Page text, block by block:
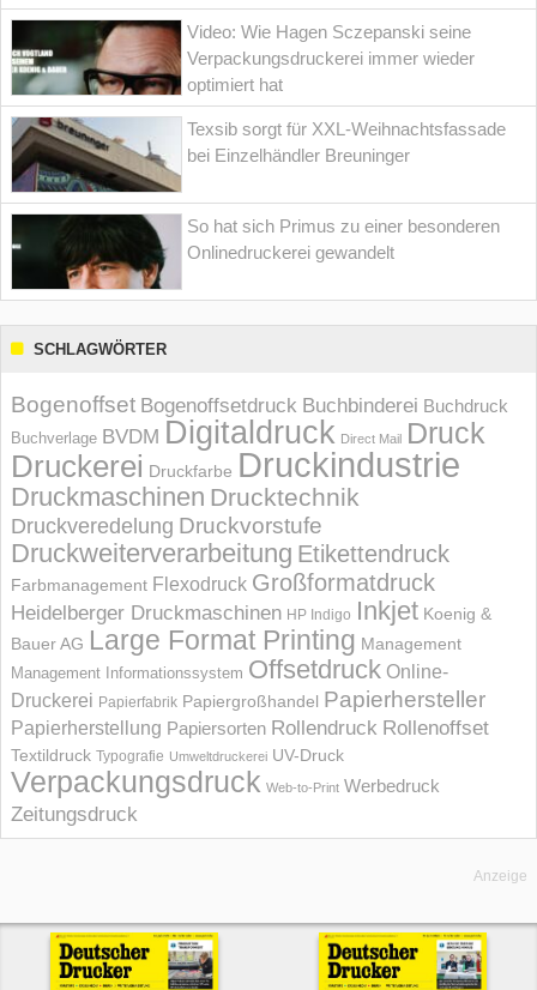
Video: Wie Hagen Sczepanski seine
Verpackungsdruckerei immer wieder
optimiert hat
Texsib sorgt für XXL-Weihnachtsfassade
bei Einzelhändler Breuninger
So hat sich Primus zu einer besonderen
Onlinedruckerei gewandelt
SCHLAGWÖRTER
Bogenoffset Bogenoffsetdruck Buchbinderei Buchdruck
Buchverlage BVDM Digitaldruck Direct Mail Druck
Druckerei Druckfarbe Druckindustrie
Druckmaschinen Drucktechnik
Druckveredelung Druckvorstufe
Druckweiterverarbeitung Etikettendruck
Farbmanagement Flexodruck Großformatdruck
Heidelberger Druckmaschinen HP Indigo Inkjet Koenig &
Bauer AG Large Format Printing Management
Management Informations­system Offsetdruck Online-
Druckerei Papierfabrik Papiergroßhandel Papierhersteller
Papierherstellung Papiersorten Rollendruck Rollenoffset
Textildruck Typografie Umweltdruckerei UV-Druck
Verpackungsdruck Web-to-Print Werbedruck
Zeitungsdruck
Anzeige